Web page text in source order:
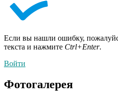
Если вы нашли ошибку,
текста и нажмите Ctrl+Enter.
Войти
Фотогалерея